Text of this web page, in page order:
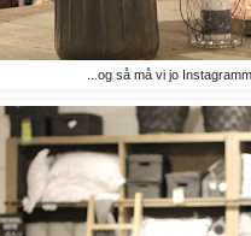
...og så må vi jo